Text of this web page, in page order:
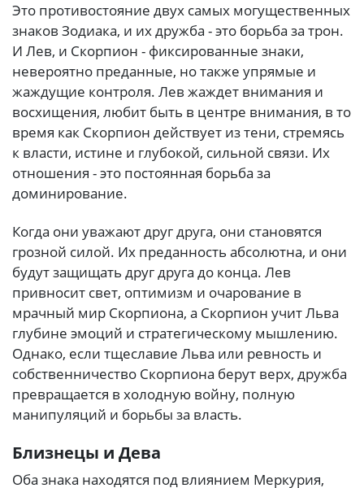
Это противостояние двух самых могущественных
знаков Зодиака, и их дружба - это борьба за трон.
И Лев, и Скорпион - фиксированные знаки,
невероятно преданные, но также упрямые и
жаждущие контроля. Лев жаждет внимания и
восхищения, любит быть в центре внимания, в то
время как Скорпион действует из тени, стремясь
к власти, истине и глубокой, сильной связи. Их
отношения - это постоянная борьба за
доминирование.
Когда они уважают друг друга, они становятся
грозной силой. Их преданность абсолютна, и они
будут защищать друг друга до конца. Лев
привносит свет, оптимизм и очарование в
мрачный мир Скорпиона, а Скорпион учит Льва
глубине эмоций и стратегическому мышлению.
Однако, если тщеславие Льва или ревность и
собственничество Скорпиона берут верх, дружба
превращается в холодную войну, полную
манипуляций и борьбы за власть.
Близнецы и Дева
Оба знака находятся под влиянием Меркурия,